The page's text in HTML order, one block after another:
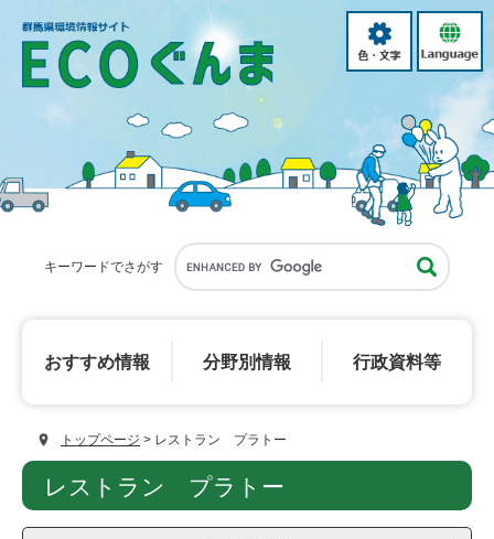
て
キーワードでさがす
色・
文
language
おすすめ情報 分野別情報 行政資料等
トップページ > レストラン プラトー
本
レストラン プラトー